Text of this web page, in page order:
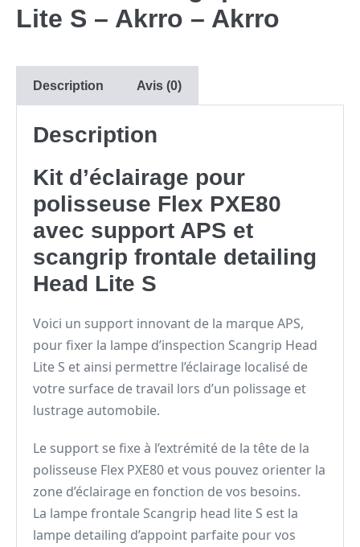
Lite S – Akrro – Akrro
Description Avis (0)
Description
Kit d’éclairage pour
polisseuse Flex PXE80
avec support APS et
scangrip frontale detailing
Head Lite S
Voici un support innovant de la marque APS,
pour fixer la lampe d’inspection Scangrip Head
Lite S et ainsi permettre l’éclairage localisé de
votre surface de travail lors d’un polissage et
lustrage automobile.
Le support se fixe à l’extrémité de la tête de la
polisseuse Flex PXE80 et vous pouvez orienter la
zone d’éclairage en fonction de vos besoins.
La lampe frontale Scangrip head lite S est la
lampe detailing d’appoint parfaite pour vos